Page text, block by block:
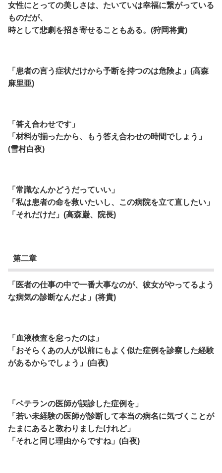
女性にとっての美しさは、たいていは幸福に繋がっている
ものだが、
時として悲劇を招き寄せることもある。(狩岡将貴)
「患者の言う症状だけから予断を持つのは危険よ」(高森
麻里亜)
「答え合わせです」
「材料が揃ったから、もう答え合わせの時間でしょう」
(雪村白夜)
「常識なんかどうだっていい」
「私は患者の命を救いたいし、この病院を立て直したい」
「それだけだ」(高森巌、院長)
第二章
「医者の仕事の中で一番大事なのが、彼女がやってるよう
な病気の診断なんだよ」(将貴)
「血液検査を怠ったのは」
「おそらくあの人が以前にもよく似た症例を診察した経験
があるからでしょう」(白夜)
「ベテランの医師が誤診した症例を」
「若い未経験の医師が診断して本当の病名に気づくことが
たまにあると教わりましたけれど」
「それと同じ理由からですね」(白夜)